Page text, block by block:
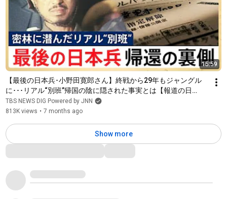
15:59
【最後の日本兵･小野田寛郎さん】終戦から29年もジャングル
に･･･リアル“別班”帰国の陰に隠された事実とは【報道の日
2025】
TBS NEWS DIG Powered by JNN
813K views • 7 months ago
Show more